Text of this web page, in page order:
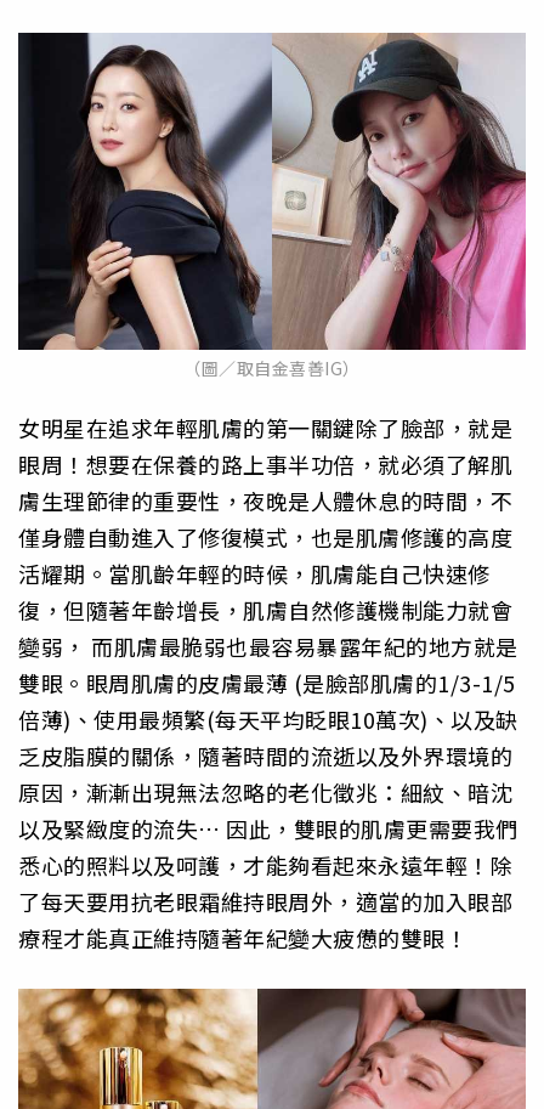
（圖／取自金喜善IG）
女明星在追求年輕肌膚的第一關鍵除了臉部，就是
眼周！想要在保養的路上事半功倍，就必須了解肌
膚生理節律的重要性，夜晚是人體休息的時間，不
僅身體自動進入了修復模式，也是肌膚修護的高度
活耀期。當肌齡年輕的時候，肌膚能自己快速修
復，但隨著年齡增長，肌膚自然修護機制能力就會
變弱， 而肌膚最脆弱也最容易暴露年紀的地方就是
雙眼。眼周肌膚的皮膚最薄 (是臉部肌膚的1/3-1/5
倍薄)、使用最頻繁(每天平均眨眼10萬次)、以及缺
乏皮脂膜的關係，隨著時間的流逝以及外界環境的
原因，漸漸出現無法忽略的老化徵兆：細紋、暗沈
以及緊緻度的流失… 因此，雙眼的肌膚更需要我們
悉心的照料以及呵護，才能夠看起來永遠年輕！除
了每天要用抗老眼霜維持眼周外，適當的加入眼部
療程才能真正維持隨著年紀變大疲憊的雙眼！